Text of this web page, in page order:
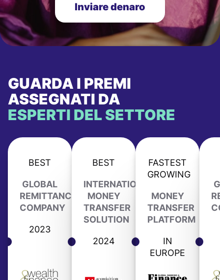
Inviare denaro
GUARDA I PREMI
ASSEGNATI DA
ESPERTI DEL SETTORE
BEST
GLOBAL
REMITTANCE
COMPANY
2023
BEST
INTERNATIONAL
MONEY
TRANSFER
SOLUTION
2024
FASTEST
GROWING
MONEY
TRANSFER
PLATFORM
IN
EUROPE